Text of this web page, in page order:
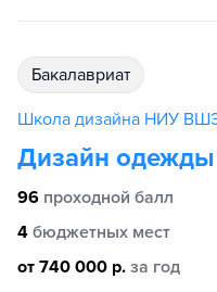
бакалавриат
Школа дизайна НИУ
Дизайн одежды
96 проходной балл
4 бюджетных мест
от 740 000 р. за год